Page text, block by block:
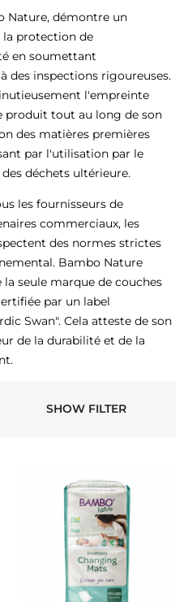
Nature, démontre un
protection de
en soumettant
des inspections rigoureuses.
l'empreinte
produit tout au long de son
des matières premières
par l'utilisation par le
déchets ultérieure.
les fournisseurs de
commerciaux, les
des normes strictes
Bambo Nature
seule marque de couches
par un label
Swan". Cela atteste de son
de la durabilité et de la
SHOW FILTER